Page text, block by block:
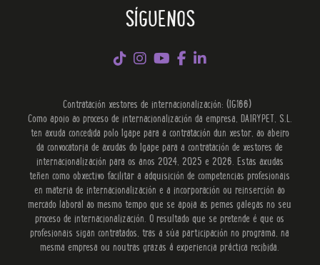
SÍGUENOS
Contratación xestores de internacionalización: (IG166)
Como apoio ao proceso de internacionalización da empresa, DAIRYPET, S.L.
ten axuda concedida polo Igape para a contratación dun xestor, ao abeiro
da convocatoria de axudas do Igape para a contratación de xestores de
internacionalización para os anos 2024, 2025 e 2026. Estas axudas
teñen como obxectivo facilitar a adquisición de competencias profesionais
en materia de internacionalización e a incorporación ou reinserción ao
mercado laboral ao mesmo tempo que se apoia as pemes galegas no seu
proceso de internacionalización. O resultado que se pretende é que os
profesionais sigan contratados, tras a súa participación no programa, na
mesma empresa ou noutras grazas á experiencia práctica recibida.